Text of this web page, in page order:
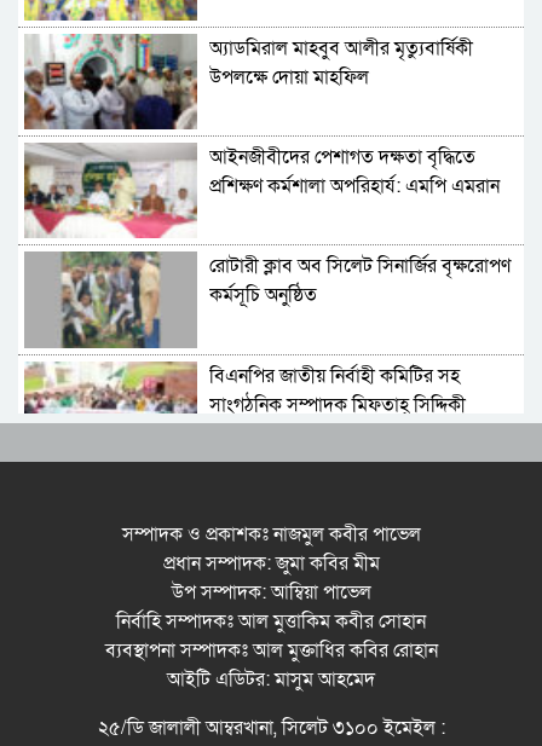
অ্যাডমিরাল মাহবুব আলীর মৃত্যুবার্ষিকী
উপলক্ষে দোয়া মাহফিল
‎আইনজীবীদের পেশাগত দক্ষতা বৃদ্ধিতে
প্রশিক্ষণ কর্মশালা অপরিহার্য: এমপি এমরান
রোটারী ক্লাব অব সিলেট সিনার্জির বৃক্ষরোপণ
কর্মসূচি অনুষ্ঠিত
বিএনপির জাতীয় নির্বাহী কমিটির সহ
সাংগঠনিক সম্পাদক মিফতাহ্ সিদ্দিকী
ইসলাম বলেছেন
সিলেটে গ্যাস সংকট নিয়ে যা বলল
জালালাবাদ
অঙ্গীকারে নতুন দিগন্তে মেট্রোপলিটন
সম্পাদক ও প্রকাশকঃ নাজমুল কবীর পাভেল
প্রধান সম্পাদক: জুমা কবির মীম
উপ সম্পাদক: আম্বিয়া পাভেল
নির্বাহি সম্পাদকঃ আল মুত্তাকিম কবীর সোহান
ব্যবস্থাপনা সম্পাদকঃ আল মুক্তাধির কবির রোহান
আইটি এডিটর: মাসুম আহমেদ
২৫/ডি জালালী আম্বরখানা, সিলেট ৩১০০ ইমেইল :